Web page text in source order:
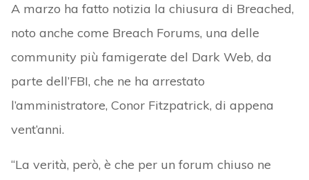
A marzo ha fatto notizia la chiusura di Breached,
noto anche come Breach Forums, una delle
community più famigerate del Dark Web, da
parte dell’FBI, che ne ha arrestato
l’amministratore, Conor Fitzpatrick, di appena
vent’anni.
“La verità, però, è che per un forum chiuso ne